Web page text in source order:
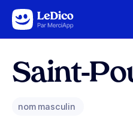
Aller au contenu
Saint-
nom masculin